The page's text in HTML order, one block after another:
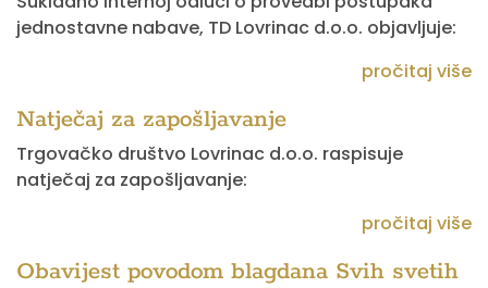
jednostavne nabave, TD Lovrinac d.o.o. objavljuje:
pročitaj više
Natječaj za zapošljavanje
Trgovačko društvo Lovrinac d.o.o. raspisuje
natječaj za zapošljavanje:
pročitaj više
Obavijest povodom blagdana Svih svetih